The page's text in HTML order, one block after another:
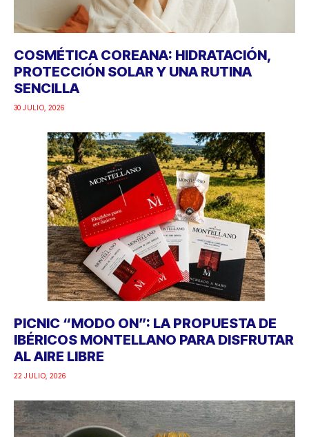
COSMÉTICA COREANA: HIDRATACIÓN,
PROTECCIÓN SOLAR Y UNA RUTINA
SENCILLA
30 JULIO, 2026
PICNIC “MODO ON”: LA PROPUESTA DE
IBÉRICOS MONTELLANO PARA DISFRUTAR
AL AIRE LIBRE
22 JULIO, 2026